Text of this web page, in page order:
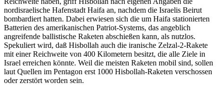
nordisraelische Hafenstadt Haifa an, nachdem die Israelis Beirut
bombardiert hatten. Dabei erwiesen sich die um Haifa stationierten
Batterien des amerikanischen Patriot-Systems, das angeblich
angreifende ballistische Raketen abschießen kann, als nutzlos.
Spekuliert wird, daß Hisbollah auch die iranische Zelzal-2-Rakete
mit einer Reichweite von 400 Kilometern besitzt, die alle Ziele in
Israel erreichen könnte. Weil die meisten Raketen mobil sind, sollen
laut Quellen im Pentagon erst 1000 Hisbollah-Raketen verschossen
oder zerstört worden sein.